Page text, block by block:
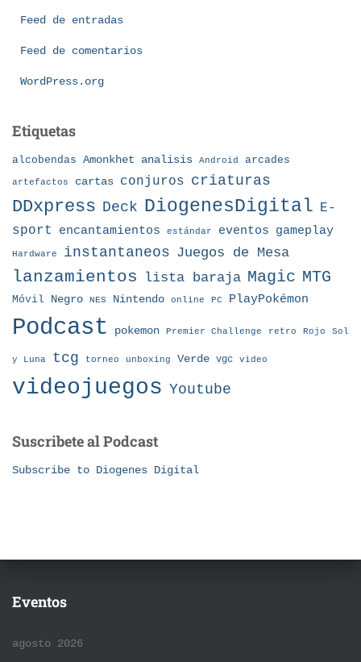
Feed de entradas
Feed de comentarios
WordPress.org
Etiquetas
alcobendas Amonkhet analisis Android arcades
artefactos cartas conjuros criaturas
DDxpress Deck DiogenesDigital E-
sport
encantamientos estándar eventos gameplay
Hardware instantaneos Juegos de Mesa
lanzamientos lista baraja Magic MTG
Móvil Negro NES Nintendo online PC PlayPokémon
Podcast pokemon Premier Challenge retro Rojo Sol
y Luna tcg torneo unboxing Verde vgc video
videojuegos Youtube
Suscribete al Podcast
Subscribe to Diogenes Digital
Eventos
agosto 2026